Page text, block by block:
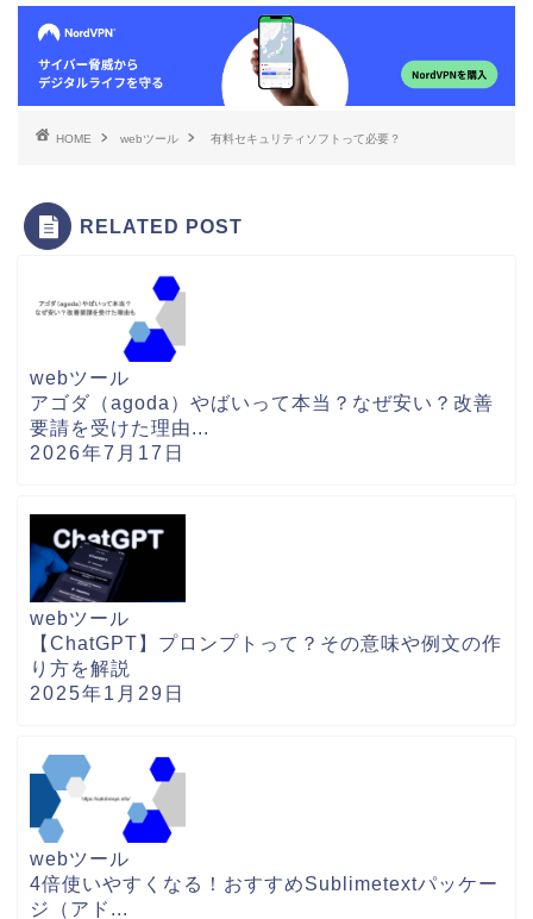
HOME webツール 有料セキュリティソフトって必要？
RELATED POST
webツール
アゴダ（agoda）やばいって本当？なぜ安い？改善
要請を受けた理由...
2026年7月17日
webツール
【ChatGPT】プロンプトって？その意味や例文の作
り方を解説
2025年1月29日
webツール
4倍使いやすくなる！おすすめSublimetextパッケー
ジ（アド...